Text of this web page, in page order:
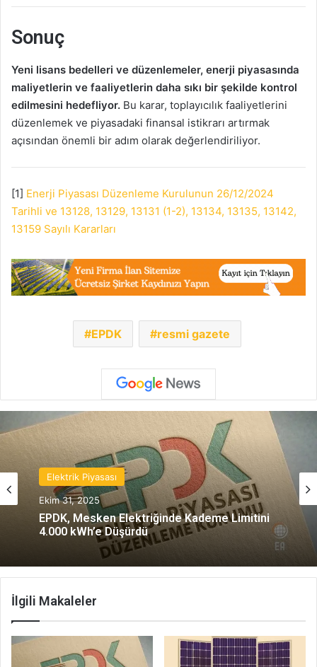
Sonuç
Yeni lisans bedelleri ve düzenlemeler, enerji piyasasında
maliyetlerin ve faaliyetlerin daha sıkı bir şekilde kontrol
edilmesini hedefliyor. Bu karar, toplayıcılık faaliyetlerini
düzenlemek ve piyasadaki finansal istikrarı artırmak
açısından önemli bir adım olarak değerlendiriliyor.
[1] Enerji Piyasası Düzenleme Kurulunun 26/12/2024
Tarihli ve 13128, 13129, 13131 (1-2), 13134, 13135, 13142,
13159 Sayılı Kararları
EPDK resmi gazete
Elektrik Piyasası
Ekim 31, 2025
EPDK, Mesken Elektriğinde Kademe Limitini
4.000 kWh’e Düşürdü
İlgili Makaleler